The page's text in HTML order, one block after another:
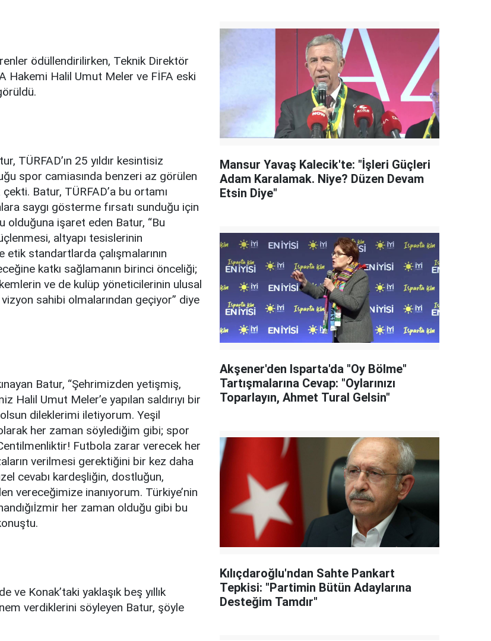
ödüllendirilirken, Teknik Direktör
Hakemi Halil Umut Meler ve FİFA eski
TÜRFAD’ın 25 yıldır kesintisiz
spor camiasında benzeri az görülen
Batur, TÜRFAD’a bu ortamı
saygı gösterme fırsatı sunduğu için
işaret eden Batur, “Bu
altyapı tesislerinin
standartlarda çalışmalarının
katkı sağlamanın birinci önceliği;
ve de kulüp yöneticilerinin ulusal
sahibi olmalarından geçiyor” diye
Batur, “Şehrimizden yetişmiş,
Halil Umut Meler’e yapılan saldırıyı bir
dileklerimi iletiyorum. Yeşil
her zaman söylediğim gibi; spor
Futbola zarar verecek her
verilmesi gerektiğini bir kez daha
cevabı kardeşliğin, dostluğun,
vereceğimize inanıyorum. Türkiye’nin
her zaman olduğu gibi bu
ve Konak’taki yaklaşık beş yıllık
verdiklerini söyleyen Batur, şöyle
Mansur Yavaş Kalecik'te: "İşleri Güçleri
Adam Karalamak. Niye? Düzen Devam
Etsin Diye"
Akşener'den Isparta'da "Oy Bölme"
Tartışmalarına Cevap: "Oylarınızı
Toparlayın, Ahmet Tural Gelsin"
Kılıçdaroğlu'ndan Sahte Pankart
Tepkisi: "Partimin Bütün Adaylarına
Desteğim Tamdır"